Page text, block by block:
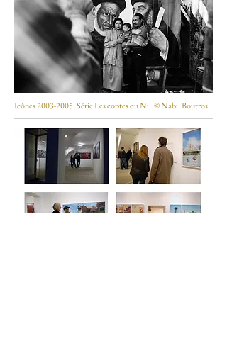
Icônes2003-2005. Série Les coptes du Nil © Nabil Boutros